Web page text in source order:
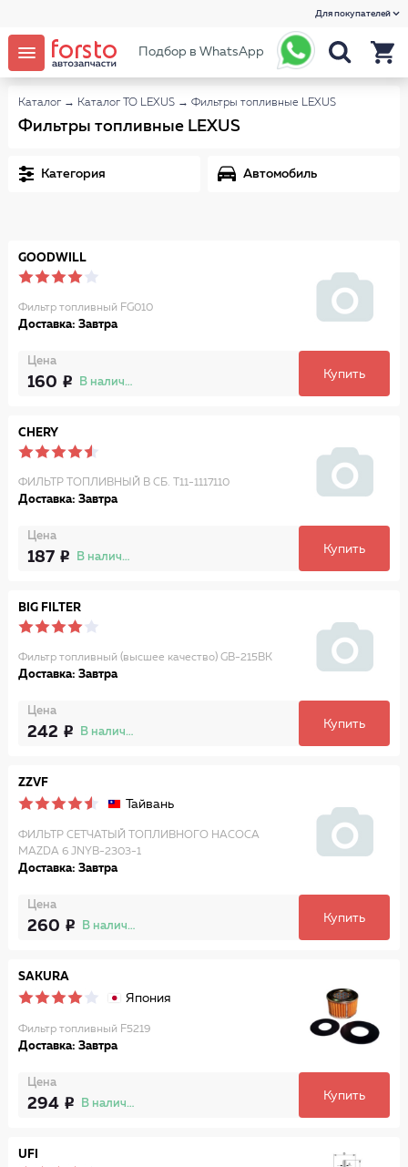
Для покупателей
Подбор в WhatsApp
Каталог → Каталог ТО LEXUS → Фильтры топливные LEXUS
Фильтры топливные LEXUS
Категория Автомобиль
GOODWILL
Фильтр топливный FG010
Доставка: Завтра
Цена
160 В наличии
Купить
CHERY
ФИЛЬТР ТОПЛИВНЫЙ В СБ. T11-1117110
Доставка: Завтра
Цена
187 В наличии
Купить
BIG FILTER
Фильтр топливный (высшее качество) GB-215BK
Доставка: Завтра
Цена
242 В наличии
Купить
ZZVF
Тайвань
ФИЛЬТР СЕТЧАТЫЙ ТОПЛИВНОГО НАСОСА
MAZDA 6 JNYB-2303-1
Доставка: Завтра
Цена
260 В наличии
Купить
SAKURA
Япония
Фильтр топливный F5219
Доставка: Завтра
Цена
294 В наличии
Купить
UFI